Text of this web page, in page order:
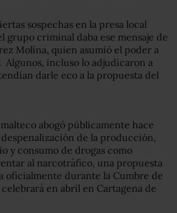
sospechas en la presa local
grupo criminal daba ese mensaje de
Molina, quien asumió el poder a
Algunos, incluso lo adjudicaron a
darle eco a la propuesta del
abogó públicamente hace
de la producción,
y consumo de drogas como
al narcotráfico, una propuesta
oficialmente durante la Cumbre de
celebrará en abril en Cartagena de